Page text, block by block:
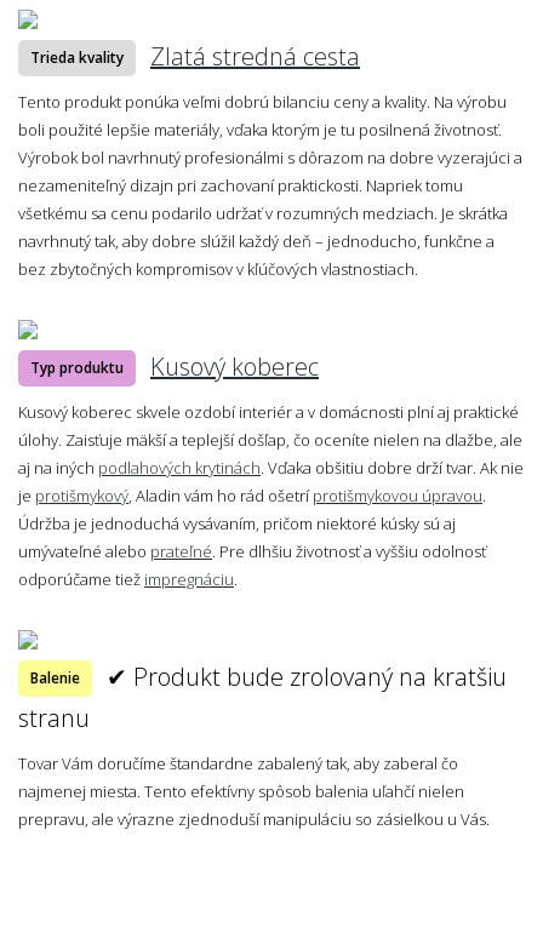
Trieda kvality Zlatá stredná cesta
Tento produkt ponúka veľmi dobrú bilanciu ceny a kvality. Na výrobu
boli použité lepšie materiály, vďaka ktorým je tu posilnená životnosť.
Výrobok bol navrhnutý profesionálmi s dôrazom na dobre vyzerajúci a
nezameniteľný dizajn pri zachovaní praktickosti. Napriek tomu
všetkému sa cenu podarilo udržať v rozumných medziach. Je skrátka
navrhnutý tak, aby dobre slúžil každý deň – jednoducho, funkčne a
bez zbytočných kompromisov v kľúčových vlastnostiach.
Typ produktu Kusový koberec
Kusový koberec skvele ozdobí interiér a v domácnosti plní aj praktické
úlohy. Zaisťuje mäkší a teplejší došľap, čo oceníte nielen na dlažbe, ale
aj na iných podlahových krytinách . Vďaka obšitiu dobre drží tvar. Ak nie
je protišmykový , Aladin vám ho rád ošetríprotišmykovou úpravou
Údržba je jednoduchá vysávaním, pričom niektoré kúsky sú aj
umývateľné alebo prateľné . Pre dlhšiu životnosť a vyššiu odolnosť
odporúčame tiež impregnáciu
Balenie
✔ Produkt bude zrolovaný na kratšiu
stranu
Tovar Vám doručíme štandardne zabalený tak, aby zaberal čo
najmenej miesta. Tento efektívny spôsob balenia uľahčí nielen
prepravu, ale výrazne zjednoduší manipuláciu so zásielkou u Vás.